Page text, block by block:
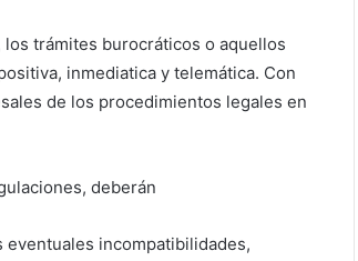
trámites burocráticos o aquellos
inmediatica y telemática. Con
de los procedimientos legales en
deberán
incompatibilidades,